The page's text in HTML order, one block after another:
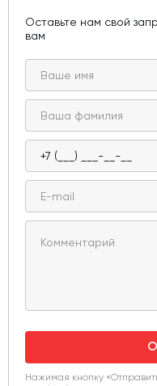
Оставьте нам свой
вам
Нажимая кнопку